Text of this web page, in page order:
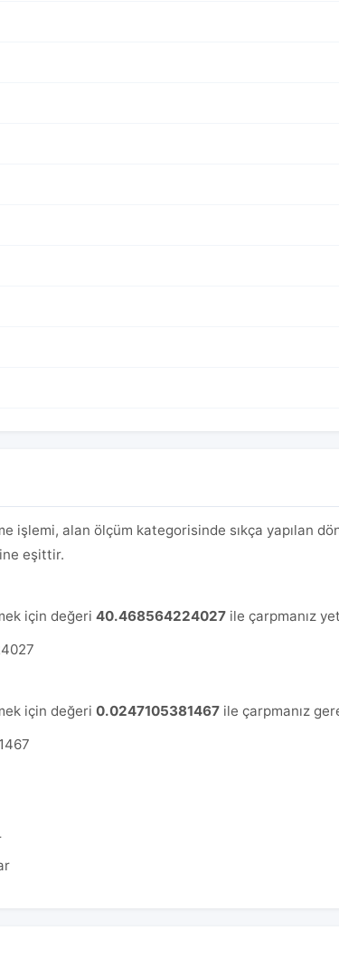
işlemi, alan ölçüm kategorisinde sıkça yapılan
eşittir.
için değeri 40.468564224027 ile çarpmanız
için değeri 0.0247105381467 ile çarpmanız